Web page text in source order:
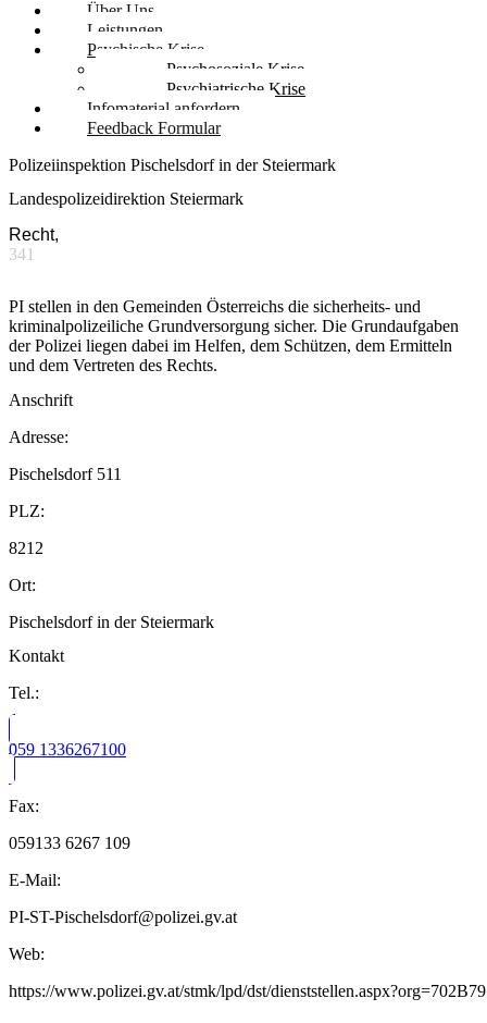
Über Uns
Leistungen
Psychische Krise
Psychosoziale Krise
Psychiatrische Krise
Infomaterial anfordern
Feedback Formular
Polizeiinspektion Pischelsdorf in der Steiermark
Landespolizeidirektion Steiermark
Recht,
341
PI stellen in den Gemeinden Österreichs die sicherheits- und
kriminalpolizeiliche Grundversorgung sicher. Die Grundaufgaben
der Polizei liegen dabei im Helfen, dem Schützen, dem Ermitteln
und dem Vertreten des Rechts.
Anschrift
Adresse:
Pischelsdorf 511
PLZ:
8212
Ort:
Pischelsdorf in der Steiermark
Kontakt
Tel.:
059 1336267100
Fax:
059133 6267 109
E-Mail:
PI-ST-Pischelsdorf@polizei.gv.at
Web:
https://www.polizei.gv.at/stmk/lpd/dst/